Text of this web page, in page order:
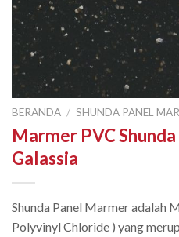
BERANDA / SHUNDA PANEL
Marmer PVC
Galassia
Shunda Panel Marmer adalah
Polyvinyl Chloride ) yang